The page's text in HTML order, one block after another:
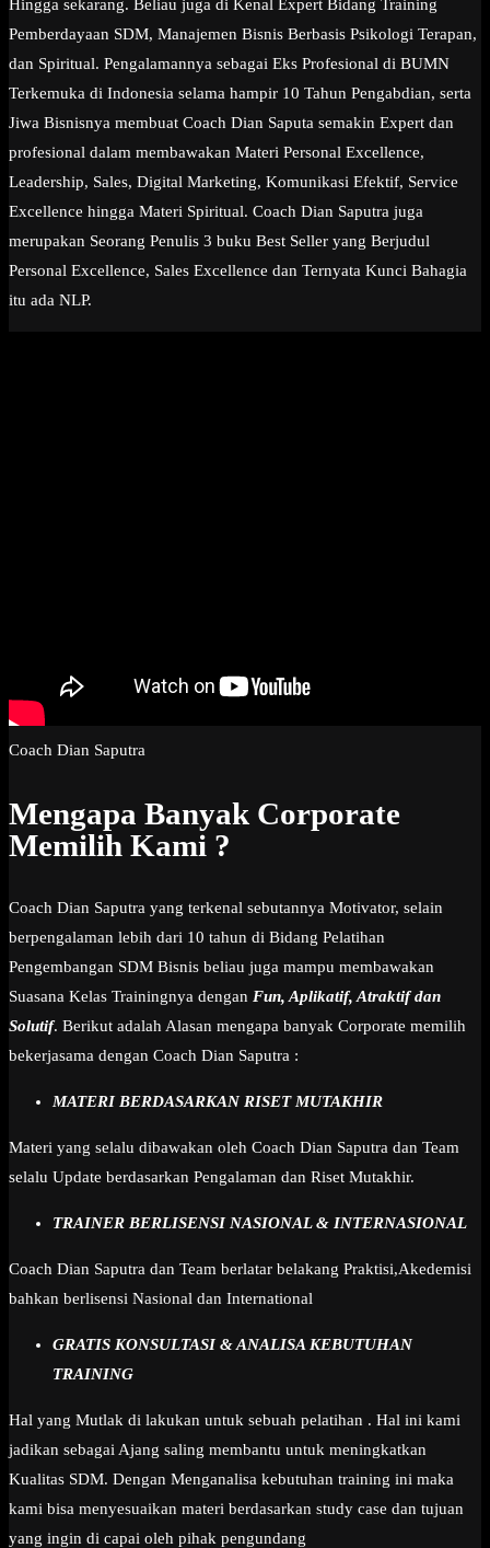
Hingga sekarang. Beliau juga di Kenal Expert Bidang Training
Pemberdayaan SDM, Manajemen Bisnis Berbasis Psikologi Terapan,
dan Spiritual. Pengalamannya sebagai Eks Profesional di BUMN
Terkemuka di Indonesia selama hampir 10 Tahun Pengabdian, serta
Jiwa Bisnisnya membuat Coach Dian Saputa semakin Expert dan
profesional dalam membawakan Materi Personal Excellence,
Leadership, Sales, Digital Marketing, Komunikasi Efektif, Service
Excellence hingga Materi Spiritual. Coach Dian Saputra juga
merupakan Seorang Penulis 3 buku Best Seller yang Berjudul
Personal Excellence, Sales Excellence dan Ternyata Kunci Bahagia
itu ada NLP.
Coach Dian Saputra
Mengapa Banyak Corporate
Memilih Kami ?
Coach Dian Saputra yang terkenal sebutannya Motivator, selain
berpengalaman lebih dari 10 tahun di Bidang Pelatihan
Pengembangan SDM Bisnis beliau juga mampu membawakan
Suasana Kelas Trainingnya dengan Fun, Aplikatif, Atraktif dan
Solutif. Berikut adalah Alasan mengapa banyak Corporate memilih
bekerjasama dengan Coach Dian Saputra :
MATERI BERDASARKAN RISET MUTAKHIR
Materi yang selalu dibawakan oleh Coach Dian Saputra dan Team
selalu Update berdasarkan Pengalaman dan Riset Mutakhir.
TRAINER BERLISENSI NASIONAL & INTERNASIONAL
Coach Dian Saputra dan Team berlatar belakang Praktisi,Akedemisi
bahkan berlisensi Nasional dan International
GRATIS KONSULTASI & ANALISA KEBUTUHAN
TRAINING
Hal yang Mutlak di lakukan untuk sebuah pelatihan . Hal ini kami
jadikan sebagai Ajang saling membantu untuk meningkatkan
Kualitas SDM. Dengan Menganalisa kebutuhan training ini maka
kami bisa menyesuaikan materi berdasarkan study case dan tujuan
yang ingin di capai oleh pihak pengundang